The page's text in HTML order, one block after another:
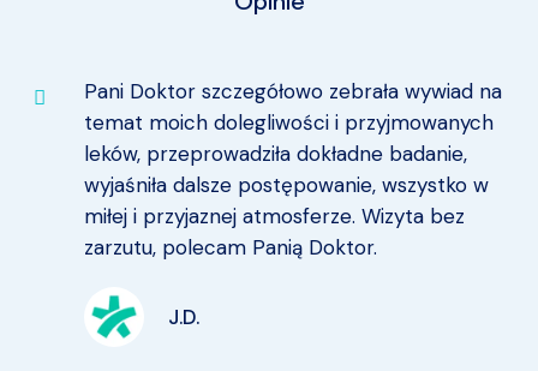
Pani Doktor szczegółowo zebrała wywiad na
temat moich dolegliwości i przyjmowanych
leków, przeprowadziła dokładne badanie,
wyjaśniła dalsze postępowanie, wszystko w
miłej i przyjaznej atmosferze. Wizyta bez
zarzutu, polecam Panią Doktor.
J.D.